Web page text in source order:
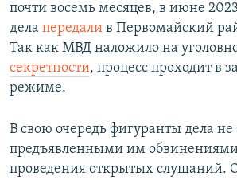
почти восемь месяцев, в июне
дела передали в Первомайский
Так как МВД наложило на
секретности, процесс проходит в
режиме.
В свою очередь фигуранты дела не
предъявленными им
проведения открытых слушаний.